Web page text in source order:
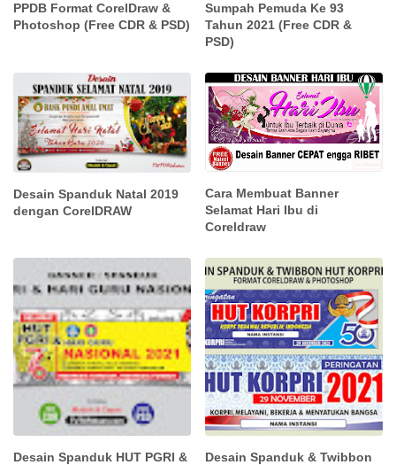
PPDB Format CorelDraw &
Photoshop (Free CDR & PSD)
Sumpah Pemuda Ke 93
Tahun 2021 (Free CDR &
PSD)
Desain Spanduk Natal 2019
dengan CorelDRAW
Cara Membuat Banner
Selamat Hari Ibu di
Coreldraw
Desain Spanduk HUT PGRI &
Desain Spanduk & Twibbon